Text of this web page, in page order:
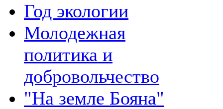
Год экологии
Молодежная
политика и
добровольчество
"На земле Бояна"